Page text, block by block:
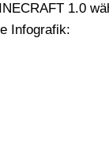
1.0
Info­gra­fik: